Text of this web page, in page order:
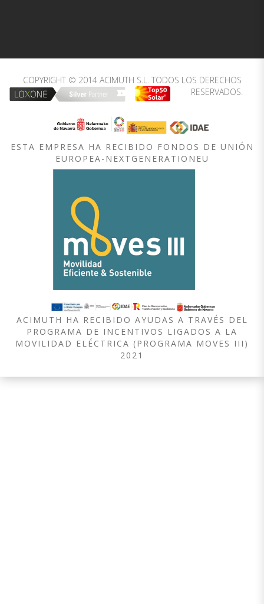
COPYRIGHT © 2014 ACIMUTH S.L. TODOS LOS DERECHOS
RESERVADOS.
ESTA EMPRESA HA RECIBIDO FONDOS DE UNIÓN
EUROPEA-NEXTGENERATIONEU
ACIMUTH HA RECIBIDO AYUDAS A TRAVÉS DEL
PROGRAMA DE INCENTIVOS LIGADOS A LA
MOVILIDAD ELÉCTRICA (PROGRAMA MOVES III)
2021